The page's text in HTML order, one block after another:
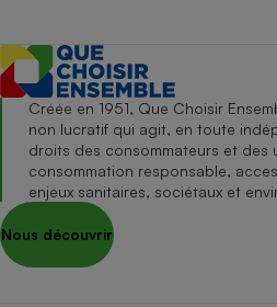
Créée en 1951, Que Choisir
non lucratif qui agit, en toute
droits des consommateurs et des
consommation responsable,
enjeux sanitaires, sociétaux et
Nous découvrir